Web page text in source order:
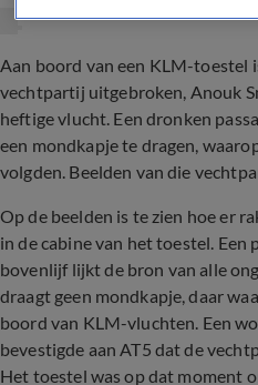
Aan boord van een KLM-toestel
vechtpartij uitgebroken, Anouk
heftige vlucht. Een dronken
een mondkapje te dragen,
volgden. Beelden van die
Op de beelden is te zien hoe er
in de cabine van het toestel.
bovenlijf lijkt de bron van alle
draagt geen mondkapje, daar
boord van KLM-vluchten. Een
bevestigde aan AT5 dat de
Het toestel was op dat moment